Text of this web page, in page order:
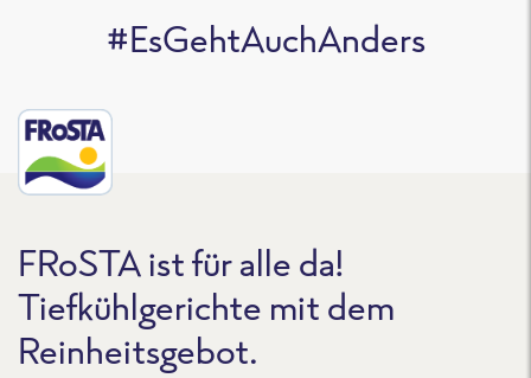
#EsGehtAuchAnders
FRoSTA ist für alle da!
Tiefkühlgerichte mit dem
Reinheitsgebot.